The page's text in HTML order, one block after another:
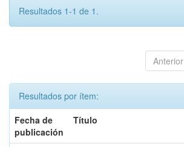
Resultados 1-1 de 1.
Anterior
Resultados por ítem:
Fecha de
publicación
Título